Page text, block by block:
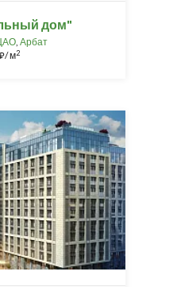
дом"
, Арбат
⃏/ м2